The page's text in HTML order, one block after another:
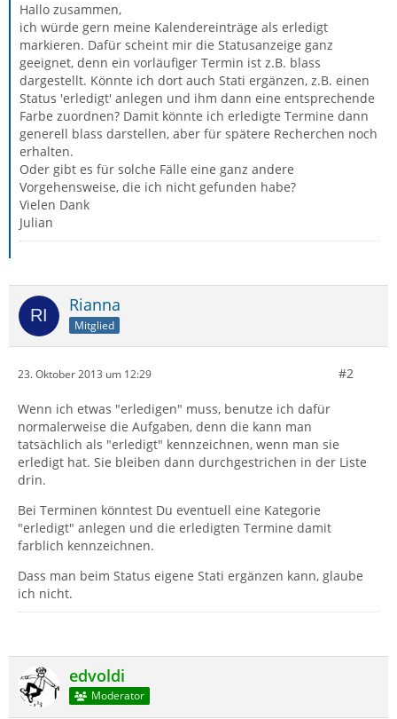
Hallo zusammen,
ich würde gern meine Kalendereinträge als erledigt
markieren. Dafür scheint mir die Statusanzeige ganz
geeignet, denn ein vorläufiger Termin ist z.B. blass
dargestellt. Könnte ich dort auch Stati ergänzen, z.B. einen
Status 'erledigt' anlegen und ihm dann eine entsprechende
Farbe zuordnen? Damit könnte ich erledigte Termine dann
generell blass darstellen, aber für spätere Recherchen noch
erhalten.
Oder gibt es für solche Fälle eine ganz andere
Vorgehensweise, die ich nicht gefunden habe?
Vielen Dank
Julian
Rianna
Mitglied
23. Oktober 2013 um 12:29 #2
Wenn ich etwas "erledigen" muss, benutze ich dafür
normalerweise die Aufgaben, denn die kann man
tatsächlich als "erledigt" kennzeichnen, wenn man sie
erledigt hat. Sie bleiben dann durchgestrichen in der Liste
drin.
Bei Terminen könntest Du eventuell eine Kategorie
"erledigt" anlegen und die erledigten Termine damit
farblich kennzeichnen.
Dass man beim Status eigene Stati ergänzen kann, glaube
ich nicht.
edvoldi
Moderator